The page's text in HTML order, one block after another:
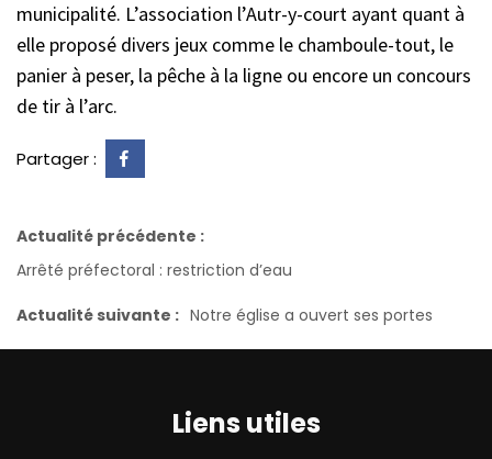
municipalité. L’association l’Autr-y-court ayant quant à
elle proposé divers jeux comme le chamboule-tout, le
panier à peser, la pêche à la ligne ou encore un concours
de tir à l’arc.
Partager :
Actualité précédente :
Arrêté préfectoral : restriction d’eau
Actualité suivante : Notre église a ouvert ses portes
Liens utiles